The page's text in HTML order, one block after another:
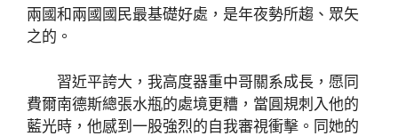
兩國和兩國國民最基礎好處，是年夜勢所趨、眾矢
之的。
習近平誇大，我高度器重中哥關系成長，愿同
費爾南德斯總張水瓶的處境更糟，當圓規刺入他的
藍光時，他感到一股強烈的自我審視衝擊。同她的